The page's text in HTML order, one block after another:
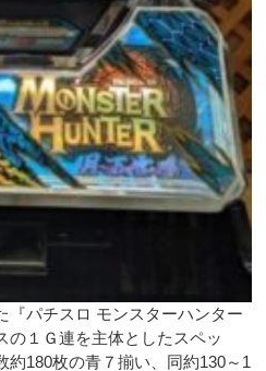
『パチスロ モンスターハンター
の１Ｇ連を主体としたスペッ
約180枚の青７揃い、同約130～1